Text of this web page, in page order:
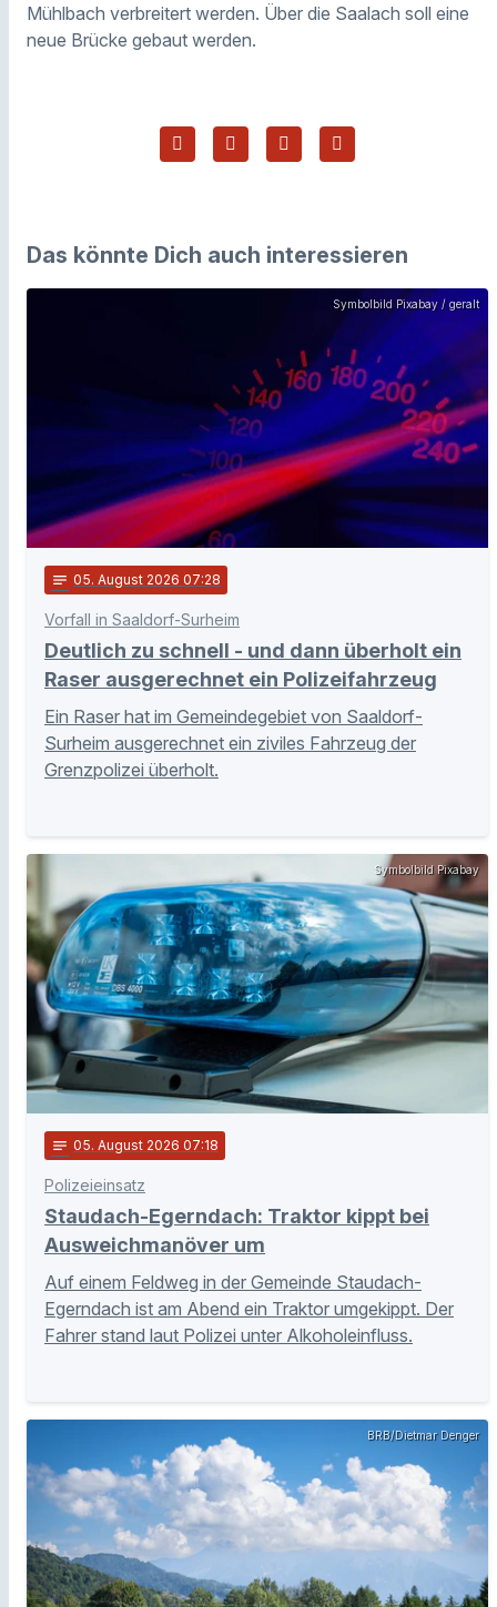
Mühlbach verbreitert werden. Über die Saalach soll eine
neue Brücke gebaut werden.
Das könnte Dich auch interessieren
Symbolbild Pixabay / geralt
notes 05. August 2026 07:28
Vorfall in Saaldorf-Surheim
Deutlich zu schnell - und dann überholt ein
Raser ausgerechnet ein Polizeifahrzeug
Ein Raser hat im Gemeindegebiet von Saaldorf-
Surheim ausgerechnet ein ziviles Fahrzeug der
Grenzpolizei überholt.
Symbolbild Pixabay
notes 05. August 2026 07:18
Polizeieinsatz
Staudach-Egerndach: Traktor kippt bei
Ausweichmanöver um
Auf einem Feldweg in der Gemeinde Staudach-
Egerndach ist am Abend ein Traktor umgekippt. Der
Fahrer stand laut Polizei unter Alkoholeinfluss.
BRB/Dietmar Denger